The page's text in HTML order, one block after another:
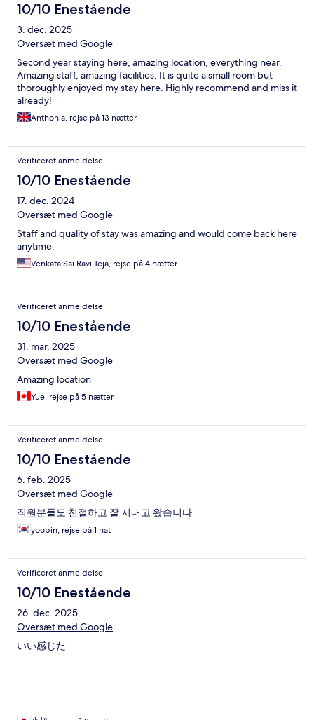
10/10 Enestående
3. dec. 2025
Oversæt med Google
Second year staying here, amazing location, everything near.
Amazing staff, amazing facilities. It is quite a small room but
thoroughly enjoyed my stay here. Highly recommend and miss it
already!
Anthonia, rejse på 13 nætter
Verificeret anmeldelse
10/10 Enestående
17. dec. 2024
Oversæt med Google
Staff and quality of stay was amazing and would come back here
anytime.
Venkata Sai Ravi Teja, rejse på 4 nætter
Verificeret anmeldelse
10/10 Enestående
31. mar. 2025
Oversæt med Google
Amazing location
Yue, rejse på 5 nætter
Verificeret anmeldelse
10/10 Enestående
6. feb. 2025
Oversæt med Google
직원분들도 친절하고 잘 지내고 왔습니다
yoobin, rejse på 1 nat
Verificeret anmeldelse
10/10 Enestående
26. dec. 2025
Oversæt med Google
いい感じた